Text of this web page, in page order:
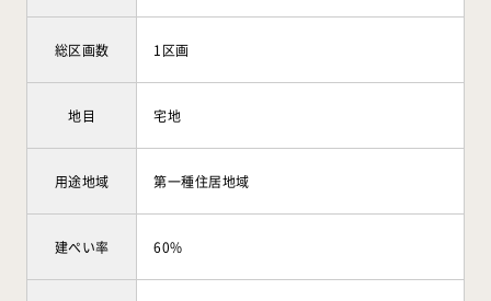
総区画数 1区画
地目 宅地
用途地域 第一種住居地域
建ぺい率 60%